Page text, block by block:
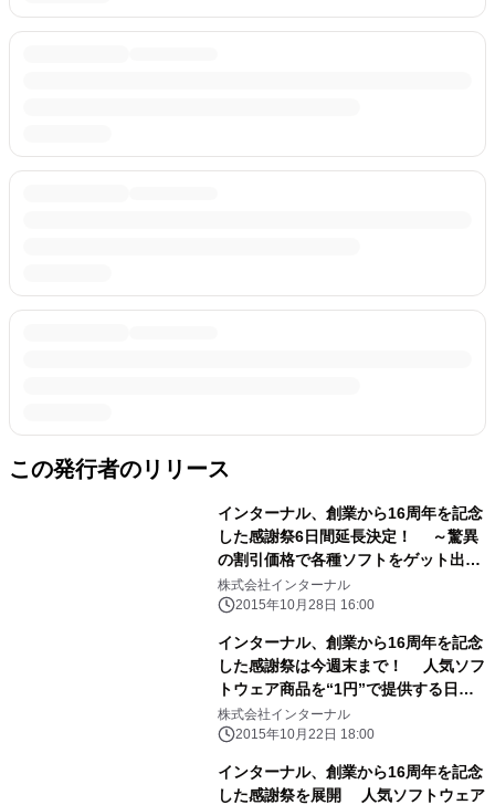
この発行者のリリース
インターナル、創業から16周年を記念
した感謝祭6日間延長決定！ ～驚異
の割引価格で各種ソフトをゲット出来
るのはこれが最後！～
株式会社インターナル
2015年10月28日 16:00
インターナル、創業から16周年を記念
した感謝祭は今週末まで！ 人気ソフ
トウェア商品を“1円”で提供する日替
わりのキャンペーンも開催中
株式会社インターナル
2015年10月22日 18:00
インターナル、創業から16周年を記念
した感謝祭を展開 人気ソフトウェア